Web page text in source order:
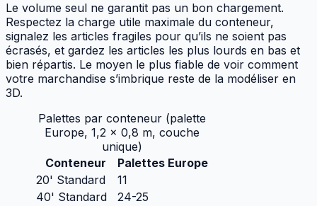
Le volume seul ne garantit pas un bon chargement.
Respectez la charge utile maximale du conteneur,
signalez les articles fragiles pour qu’ils ne soient pas
écrasés, et gardez les articles les plus lourds en bas et
bien répartis. Le moyen le plus fiable de voir comment
votre marchandise s’imbrique reste de la modéliser en
3D.
Palettes par conteneur (palette
Europe, 1,2 × 0,8 m, couche
unique)
Conteneur
Palettes Europe
20' Standard
11
40' Standard
24-25